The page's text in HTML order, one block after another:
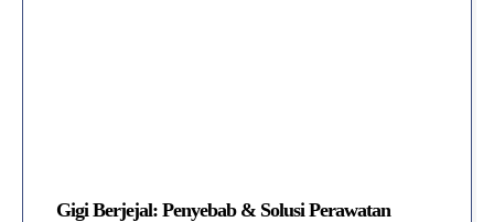
Gigi Berjejal: Penyebab & Solusi Perawatan